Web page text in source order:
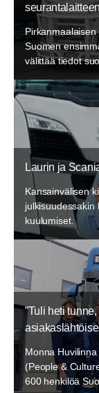
Suomen
välittää tiedot
Laurin ja
Kansainvälisen
julkisuudessakin
kuulumiset.
”Tuli heti
Monna
(People &
600 henkilöä